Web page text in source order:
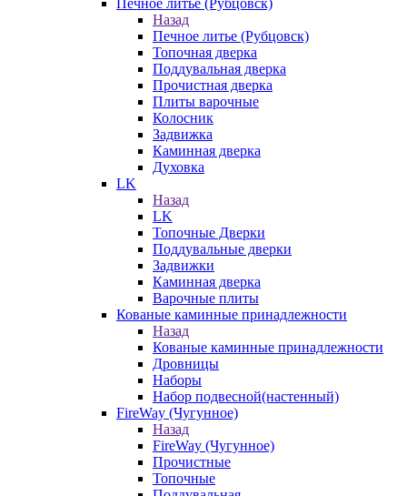
Печное литье (Рубцовск)
Назад
Печное литье (Рубцовск)
Топочная дверка
Поддувальная дверка
Прочистная дверка
Плиты варочные
Колосник
Задвижка
Каминная дверка
Духовка
LK
Назад
LK
Топочные Дверки
Поддувальные дверки
Задвижки
Каминная дверка
Варочные плиты
Кованые каминные принадлежности
Назад
Кованые каминные принадлежности
Дровницы
Наборы
Набор подвесной(настенный)
FireWay (Чугунное)
Назад
FireWay (Чугунное)
Прочистные
Топочные